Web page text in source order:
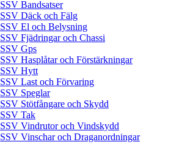
SSV Bandsatser
SSV Däck och Fälg
SSV El och Belysning
SSV Fjädringar och Chassi
SSV Gps
SSV Hasplåtar och Förstärkningar
SSV Hytt
SSV Last och Förvaring
SSV Speglar
SSV Stötfångare och Skydd
SSV Tak
SSV Vindrutor och Vindskydd
SSV Vinschar och Draganordningar